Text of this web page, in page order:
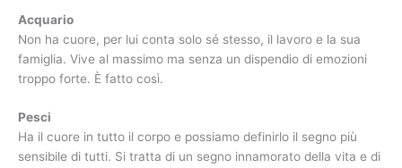
Acquario
Non ha cuore, per lui conta solo sé stesso, il lavoro e la sua
famiglia. Vive al massimo ma senza un dispendio di emozioni
troppo forte. È fatto così.
Pesci
Ha il cuore in tutto il corpo e possiamo definirlo il segno più
sensibile di tutti. Si tratta di un segno innamorato della vita e di